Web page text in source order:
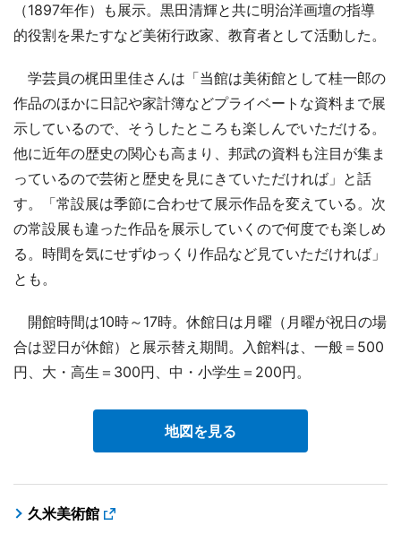
（1897年作）も展示。黒田清輝と共に明治洋画壇の指導
的役割を果たすなど美術行政家、教育者として活動した。
学芸員の梶田里佳さんは「当館は美術館として桂一郎の
作品のほかに日記や家計簿などプライベートな資料まで展
示しているので、そうしたところも楽しんでいただける。
他に近年の歴史の関心も高まり、邦武の資料も注目が集ま
っているので芸術と歴史を見にきていただければ」と話
す。「常設展は季節に合わせて展示作品を変えている。次
の常設展も違った作品を展示していくので何度でも楽しめ
る。時間を気にせずゆっくり作品など見ていただければ」
とも。
開館時間は10時～17時。休館日は月曜（月曜が祝日の場
合は翌日が休館）と展示替え期間。入館料は、一般＝500
円、大・高生＝300円、中・小学生＝200円。
地図を見る
久米美術館